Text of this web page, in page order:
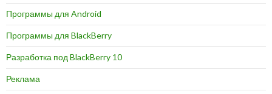
Программы для Android
Программы для BlackBerry
Разработка под BlackBerry 10
Реклама